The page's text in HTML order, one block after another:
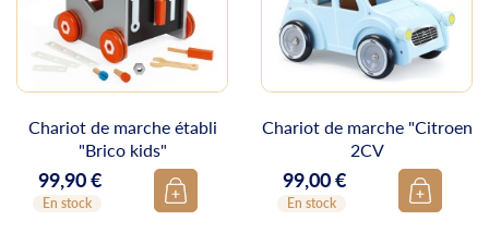
Chariot de marche établi
"Brico kids"
Prix
99,90 €
En stock
Chariot de marche "Citroen
2CV
Prix
99,00 €
En stock